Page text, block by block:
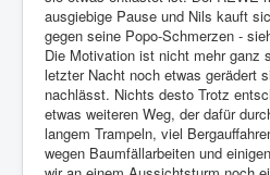
ausgiebige Pause und Nils kauft
gegen seine Popo-Schmerzen -
Die Motivation ist nicht mehr ganz
letzter Nacht noch etwas gerädert
nachlässt. Nichts desto Trotz
etwas weiteren Weg, der dafür
langem Trampeln, viel
wegen Baumfällarbeiten und